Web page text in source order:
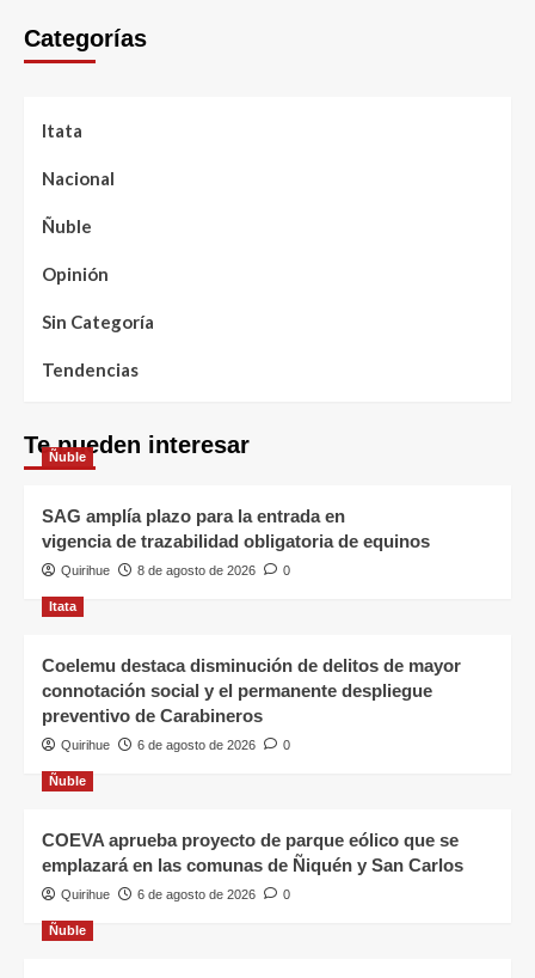
Categorías
Itata
Nacional
Ñuble
Opinión
Sin Categoría
Tendencias
Te pueden interesar
Ñuble
SAG amplía plazo para la entrada en
vigencia de trazabilidad obligatoria de equinos
Quirihue 8 de agosto de 2026 0
Itata
Coelemu destaca disminución de delitos de mayor
connotación social y el permanente despliegue
preventivo de Carabineros
Quirihue 6 de agosto de 2026 0
Ñuble
COEVA aprueba proyecto de parque eólico que se
emplazará en las comunas de Ñiquén y San Carlos
Quirihue 6 de agosto de 2026 0
Ñuble